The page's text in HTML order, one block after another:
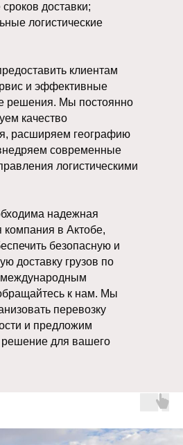
доставки;
логистические
клиентам
и эффективные
решения. Мы постоянно
качество
расширяем географию
современные
логистическими
надежная
компания в Актобе,
безопасную и
доставку грузов по
международным
к нам. Мы
перевозку
и предложим
для вашего